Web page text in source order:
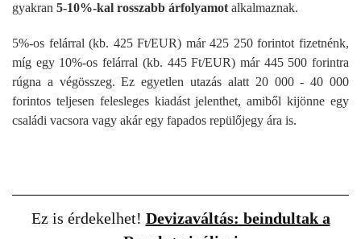
gyakran 5-10%-kal rosszabb árfolyamot alkalmaznak.
5%-os felárral (kb. 425 Ft/EUR) már 425 250 forintot fizetnénk,
míg egy 10%-os felárral (kb. 445 Ft/EUR) már 445 500 forintra
rúgna a végösszeg. Ez egyetlen utazás alatt 20 000 - 40 000
forintos teljesen felesleges kiadást jelenthet, amiből kijönne egy
családi vacsora vagy akár egy fapados repülőjegy ára is.
Ez is érdekelhet! Devizaváltás: beindultak a